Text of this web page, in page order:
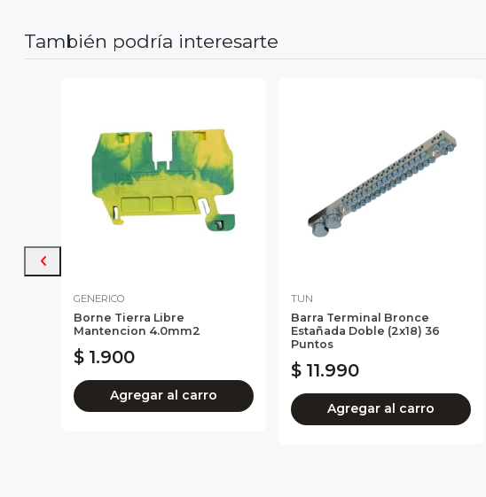
También podría interesarte
GENERICO
Borne Tierra Libre
Mantencion 4.0mm2
$ 1.900
Agregar al carro
TUN
Barra Terminal Bronce
Estañada Doble (2x18) 36
Puntos
$ 11.990
Agregar al carro